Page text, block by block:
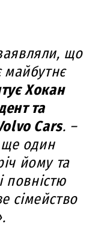
що
майбутнє
Хокан
та
Cars. –
ще один
йому та
повністю
сімейство